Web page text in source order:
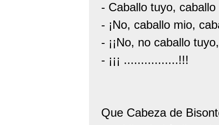
- Caballo tuyo, caballo
- ¡No, caballo mio,
- ¡¡No, no caballo
- ¡¡¡ ................!!!
Que Cabeza de